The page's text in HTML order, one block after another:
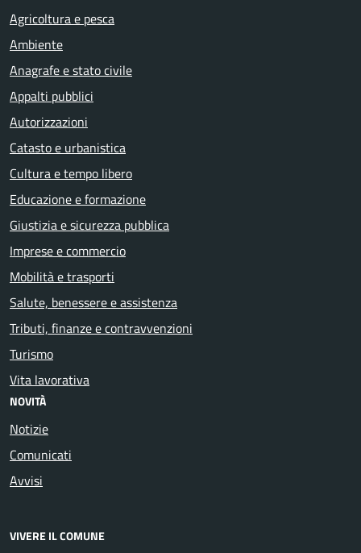
Agricoltura e pesca
Ambiente
Anagrafe e stato civile
Appalti pubblici
Autorizzazioni
Catasto e urbanistica
Cultura e tempo libero
Educazione e formazione
Giustizia e sicurezza pubblica
Imprese e commercio
Mobilità e trasporti
Salute, benessere e assistenza
Tributi, finanze e contravvenzioni
Turismo
Vita lavorativa
NOVITÀ
Notizie
Comunicati
Avvisi
VIVERE IL COMUNE